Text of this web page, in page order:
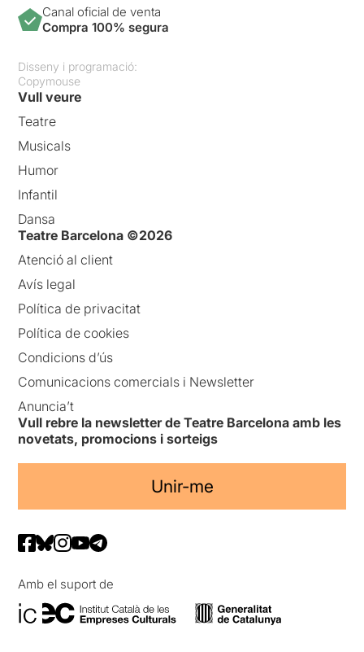
Canal oficial de venta
Compra 100% segura
Disseny i programació:
Copymouse
Vull veure
Teatre
Musicals
Humor
Infantil
Dansa
Teatre Barcelona ©2026
Atenció al client
Avís legal
Política de privacitat
Política de cookies
Condicions d’ús
Comunicacions comercials i Newsletter
Anuncia’t
Vull rebre la newsletter de Teatre Barcelona amb les
novetats, promocions i sorteigs
Unir-me
Amb el suport de